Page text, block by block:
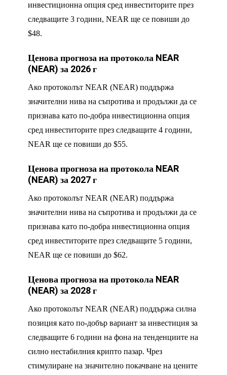
инвестиционна опция сред инвеститорите през
следващите 3 години, NEAR ще се повиши до
$48.
Ценова прогноза на протокола NEAR
(NEAR) за 2026 г
Ако протоколът NEAR (NEAR) поддържа
значителни нива на съпротива и продължи да се
признава като по-добра инвестиционна опция
сред инвеститорите през следващите 4 години,
NEAR ще се повиши до $55.
Ценова прогноза на протокола NEAR
(NEAR) за 2027 г
Ако протоколът NEAR (NEAR) поддържа
значителни нива на съпротива и продължи да се
признава като по-добра инвестиционна опция
сред инвеститорите през следващите 5 години,
NEAR ще се повиши до $62.
Ценова прогноза на протокола NEAR
(NEAR) за 2028 г
Ако протоколът NEAR (NEAR) поддържа силна
позиция като по-добър вариант за инвестиция за
следващите 6 години на фона на тенденциите на
силно нестабилния крипто пазар. Чрез
стимулиране на значително покачване на цените